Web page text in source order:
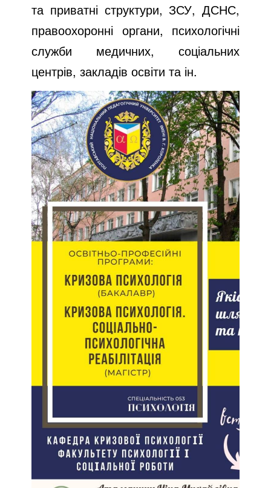
та приватні структури, ЗСУ, ДСНС,
правоохоронні органи, психологічні
служби медичних, соціальних
центрів, закладів освіти та ін.